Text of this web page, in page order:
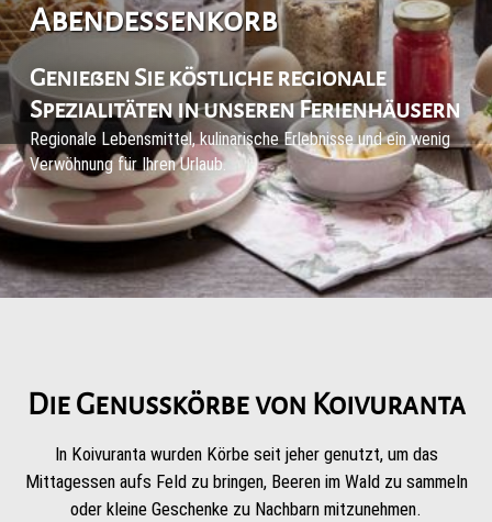
Abendessenkorb
Genießen Sie köstliche regionale
Spezialitäten in unseren Ferienhäusern
Regionale Lebensmittel, kulinarische Erlebnisse und ein wenig
Verwöhnung für Ihren Urlaub.
Die Genusskörbe von Koivuranta
In Koivuranta wurden Körbe seit jeher genutzt, um das
Mittagessen aufs Feld zu bringen, Beeren im Wald zu sammeln
oder kleine Geschenke zu Nachbarn mitzunehmen.